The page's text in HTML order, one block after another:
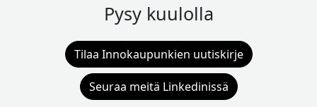
Pysy kuulolla
Tilaa Innokaupunkien uutiskirje
Seuraa meitä Linkedinissä